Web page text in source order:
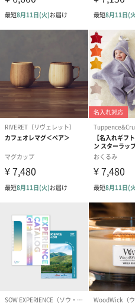
バイヤーがシーン・テーマ・デ
センス良くコーディネート。
迷う手間なく、開けた瞬間喜ば
とつで完成します。クリスマス
「ありがとう」を贈る、ミモ
ザのプチギフト（1,680円）
紅茶・コーヒー・スイーツ
紅茶・コーヒー・スイーツを同
への＋αにおすすめです。